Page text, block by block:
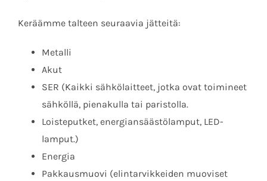
Keräämme talteen seuraavia jätteitä:
Metalli
Akut
SER (Kaikki sähkölaitteet, jotka ovat toimineet
sähköllä, pienakulla tai paristolla.
Loisteputket, energiansäästölamput, LED-
lamput.)
Energia
Pakkausmuovi (elintarvikkeiden muoviset